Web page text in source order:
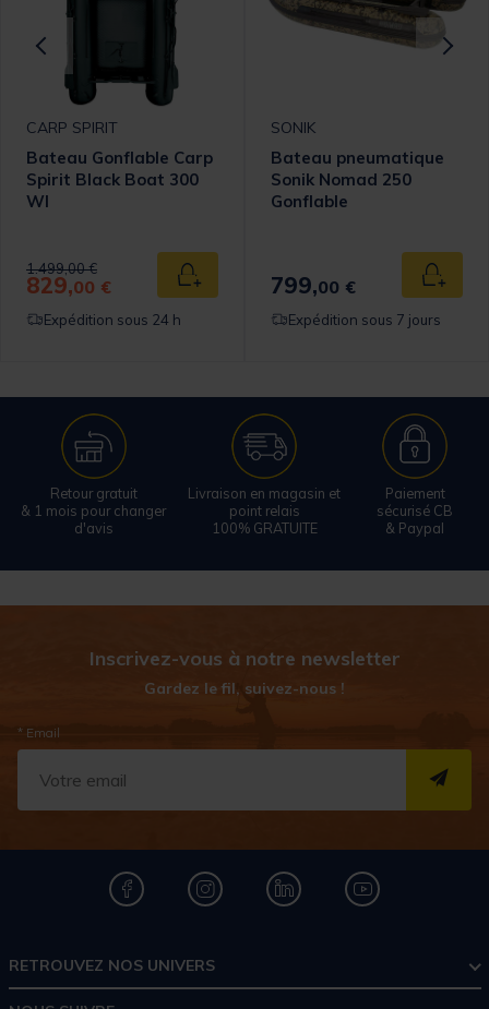
panier
CARP SPIRIT
Bateau Gonflable Carp
Spirit Black Boat 300
WI
Price reduced from
1.499,00 €to
829,00 € Ajouter au panier
Expédition sous 24 h
SONIK
Bateau pneumatique
Sonik Nomad 250
Gonflable
799,00 €
Expédition sous 7 jours
Retour gratuit
& 1 mois pour changer
d'avis
Livraison en magasin et
point relais
100% GRATUITE
Paiement
sécurisé CB
& Paypal
Inscrivez-vous à notre newsletter
Gardez le fil, suivez-nous !
* Email
RETROUVEZ NOS UNIVERS